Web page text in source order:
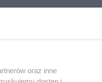
może być powielany i
oraz inne